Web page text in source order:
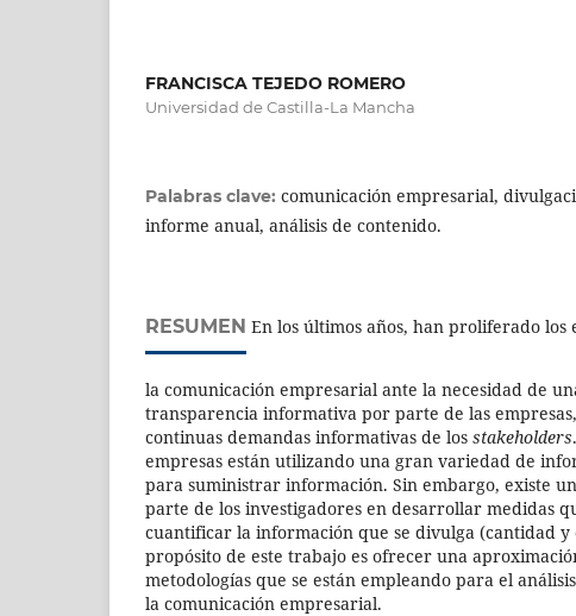
FRANCISCA TEJEDO ROMERO
Universidad de Castilla-La Mancha
Palabras clave: comunicación empresarial,
informe anual, análisis de contenido.
RESUMEN En los últimos años, han proliferado los
la comunicación empresarial ante la necesidad de
transparencia informativa por parte de las
continuas demandas informativas de los stakeholders
empresas están utilizando una gran variedad de
para suministrar información. Sin embargo, existe
parte de los investigadores en desarrollar medidas
cuantificar la información que se divulga (cantidad y
propósito de este trabajo es ofrecer una
metodologías que se están empleando para el
la comunicación empresarial.